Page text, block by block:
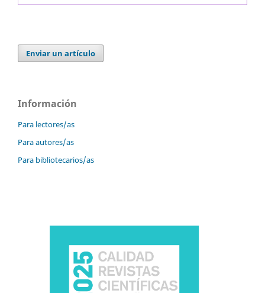
Enviar un artículo
Información
Para lectores/as
Para autores/as
Para bibliotecarios/as